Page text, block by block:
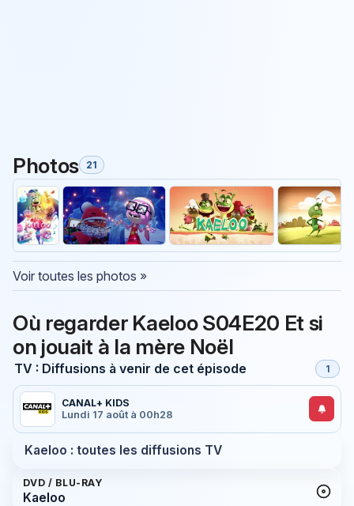
Photos 21
Voir toutes les photos »
Où regarder Kaeloo S04E20 Et si
on jouait à la mère Noël
TV : Diffusions à venir de cet épisode 1
CANAL+ KIDS
Lundi 17 août à 00h28
Kaeloo : toutes les diffusions TV
DVD / BLU-RAY
Kaeloo